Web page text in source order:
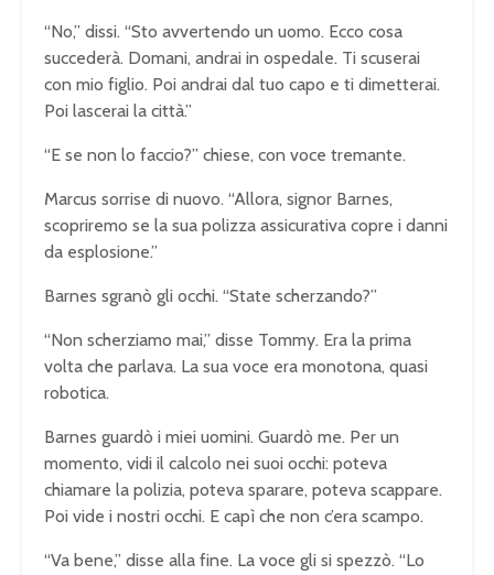
“No,” dissi. “Sto avvertendo un uomo. Ecco cosa
succederà. Domani, andrai in ospedale. Ti scuserai
con mio figlio. Poi andrai dal tuo capo e ti dimetterai.
Poi lascerai la città.”
“E se non lo faccio?” chiese, con voce tremante.
Marcus sorrise di nuovo. “Allora, signor Barnes,
scopriremo se la sua polizza assicurativa copre i danni
da esplosione.”
Barnes sgranò gli occhi. “State scherzando?”
“Non scherziamo mai,” disse Tommy. Era la prima
volta che parlava. La sua voce era monotona, quasi
robotica.
Barnes guardò i miei uomini. Guardò me. Per un
momento, vidi il calcolo nei suoi occhi: poteva
chiamare la polizia, poteva sparare, poteva scappare.
Poi vide i nostri occhi. E capì che non c’era scampo.
“Va bene,” disse alla fine. La voce gli si spezzò. “Lo